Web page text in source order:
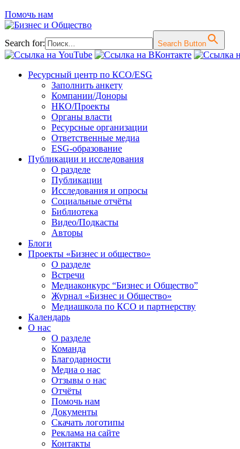
Помочь нам
Search for: Search Button
Перейти
содержимому
Ресурсный центр по КСО/ESG
Заполнить анкету
Компании/Доноры
НКО/Проекты
Органы власти
Ресурсные организации
Ответственные медиа
ESG-образование
Публикации и исследования
О разделе
Публикации
Исследования и опросы
Социальные отчёты
Библиотека
Видео/Подкасты
Авторы
Блоги
Проекты «Бизнес и общество»
О разделе
Встречи
Медиаконкурс “Бизнес и Общество”
Журнал «Бизнес и Общество»
Медиашкола по КСО и партнерству
Календарь
О нас
О разделе
Команда
Благодарности
Медиа о нас
Отзывы о нас
Отчёты
Помочь нам
Документы
Скачать логотипы
Реклама на сайте
Контакты